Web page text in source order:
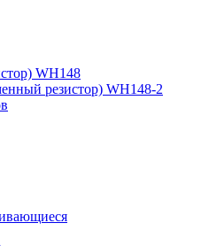
WH148
резистор) WH148-2